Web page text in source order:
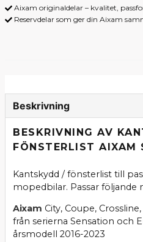
Aixam originaldelar – kvalitet,
Reservdelar som ger din Aixam
Beskrivning
BESKRIVNING AV
FÖNSTERLIST AIXAM
Kantskydd / fönsterlist till
mopedbilar. Passar följande
Aixam City, Coupe,
från serierna Sensation och
årsmodell 2016-2023